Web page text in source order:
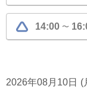
14:00 〜
2026年08月10日 (